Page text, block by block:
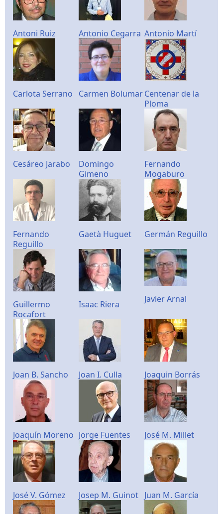
Antoni Ruiz Antonio Cegarra Antonio Martí
Carlota Serrano Carmen BolumarCentenar de la
Ploma
Cesáreo Jarabo
Domingo
Gimeno
Fernando
Mogaburo
Fernando
Reguillo
Gaetà Huguet Germán Reguillo
Guillermo
Rocafort
Isaac Riera Javier Arnal
Joan B. Sancho Joan I. Culla Joaquin Borrás
Joaquín Moreno Jorge Fuentes José M. Millet
José V. Gómez Josep M. Guinot Juan M. García